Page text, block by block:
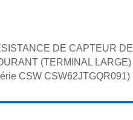
DE CAPTEUR DE
(TERMINAL LARGE)
CSW CSW62JTGQR091)